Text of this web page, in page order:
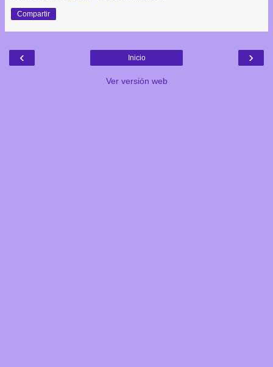
Compartir
‹ ›
Inicio
Ver versión web